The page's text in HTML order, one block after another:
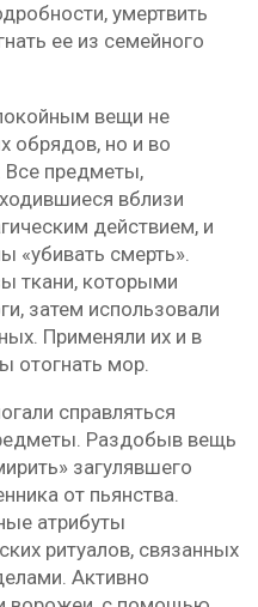
умертвить
ее из семейного
вещи не
обрядов, но и во
Все предметы,
вблизи
действием, и
«убивать смерть».
ткани, которыми
затем использовали
Применяли их и в
отогнать мор.
справляться
Раздобыв вещь
загулявшего
от пьянства.
атрибуты
ритуалов, связанных
Активно